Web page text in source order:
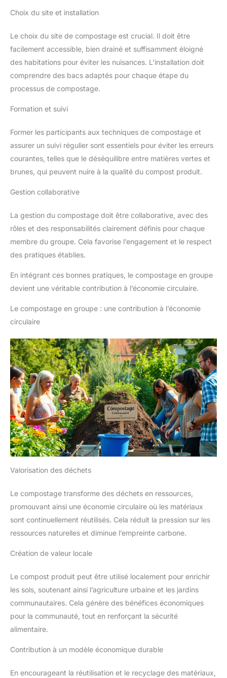
fonctionnement et augmentera la
peuvent former des amas
susceptibles d’endommager le
ventilateur et les lames.
Choix du site et installation
Le choix du site de compostage est crucial. Il doit être
facilement accessible, bien drainé et suffisamment éloigné
des habitations pour éviter les nuisances. L’installation doit
comprendre des bacs adaptés pour chaque étape du
processus de compostage.
Formation et suivi
Former les participants aux techniques de compostage et
assurer un suivi régulier sont essentiels pour éviter les erreurs
courantes, telles que le déséquilibre entre matières vertes et
brunes, qui peuvent nuire à la qualité du compost produit.
Gestion collaborative
La gestion du compostage doit être collaborative, avec des
rôles et des responsabilités clairement définis pour chaque
membre du groupe. Cela favorise l’engagement et le respect
des pratiques établies.
En intégrant ces bonnes pratiques, le compostage en groupe
devient une véritable contribution à l’économie circulaire.
Le compostage en groupe : une contribution à l’économie
circulaire
Valorisation des déchets
Le compostage transforme des déchets en ressources,
promouvant ainsi une économie circulaire où les matériaux
sont continuellement réutilisés. Cela réduit la pression sur les
ressources naturelles et diminue l’empreinte carbone.
Création de valeur locale
Le compost produit peut être utilisé localement pour enrichir
les sols, soutenant ainsi l’agriculture urbaine et les jardins
communautaires. Cela génère des bénéfices économiques
pour la communauté, tout en renforçant la sécurité
alimentaire.
Contribution à un modèle économique durable
En encourageant la réutilisation et le recyclage des matériaux,